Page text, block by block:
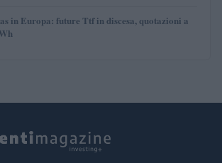
in Europa: future Ttf in discesa, quotazioni a